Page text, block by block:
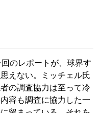
のレポートが、球界す
えない。ミッチェル氏
の調査協力は至って冷
容も調査に協力した一